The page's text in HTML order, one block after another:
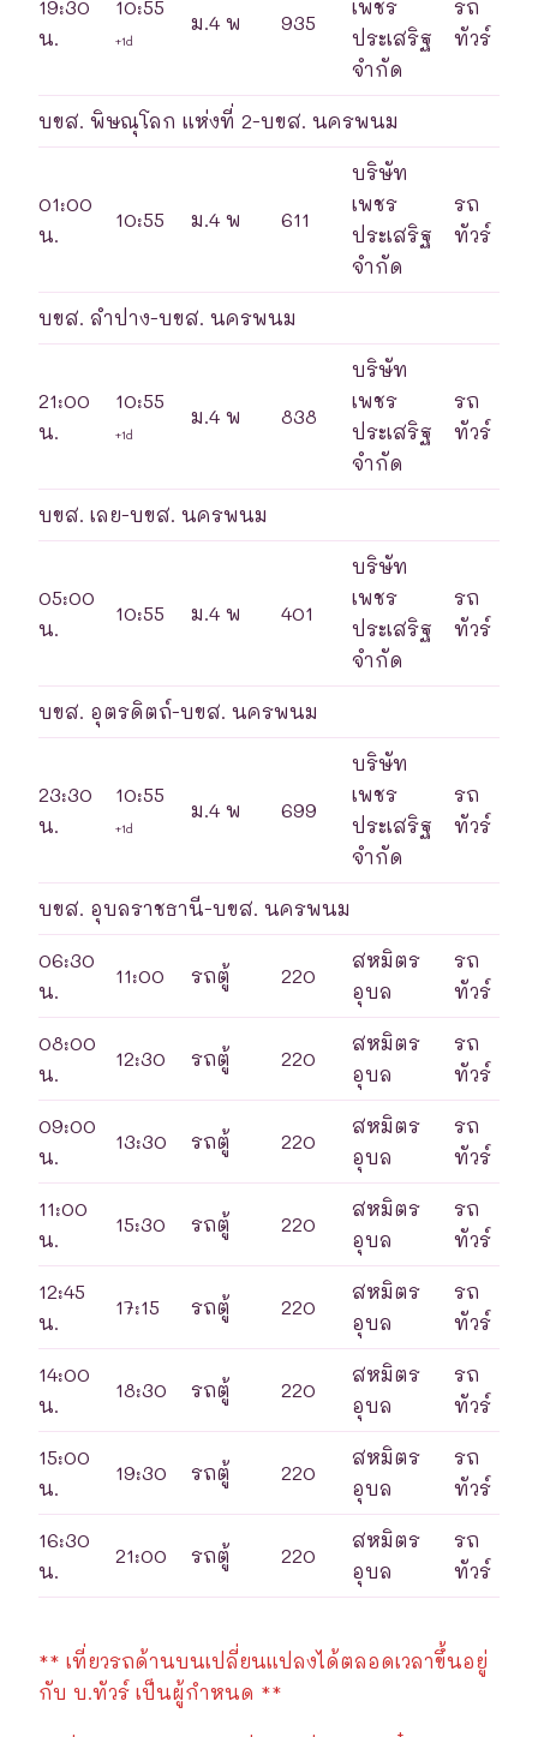
19:30
น.
10:55
+1d
ม.4 พ 935
เพชร
ประเสริฐ
จำกัด
รถ
ทัวร์
บขส. พิษณุโลก แห่งที่ 2-บขส. นครพนม
01:00
น.
10:55 ม.4 พ 611
บริษัท
เพชร
ประเสริฐ
จำกัด
รถ
ทัวร์
บขส. ลำปาง-บขส. นครพนม
21:00
น.
10:55
+1d
ม.4 พ 838
บริษัท
เพชร
ประเสริฐ
จำกัด
รถ
ทัวร์
บขส. เลย-บขส. นครพนม
05:00
น.
10:55 ม.4 พ 401
บริษัท
เพชร
ประเสริฐ
จำกัด
รถ
ทัวร์
บขส. อุตรดิตถ์-บขส. นครพนม
23:30
น.
10:55
+1d
ม.4 พ 699
บริษัท
เพชร
ประเสริฐ
จำกัด
รถ
ทัวร์
บขส. อุบลราชธานี-บขส. นครพนม
06:30
น.
11:00 รถตู้ 220
สหมิตร
อุบล
รถ
ทัวร์
08:00
น.
12:30 รถตู้ 220
สหมิตร
อุบล
รถ
ทัวร์
09:00
น.
13:30 รถตู้ 220
สหมิตร
อุบล
รถ
ทัวร์
11:00
น.
15:30 รถตู้ 220
สหมิตร
อุบล
รถ
ทัวร์
12:45
น.
17:15 รถตู้ 220
สหมิตร
อุบล
รถ
ทัวร์
14:00
น.
18:30 รถตู้ 220
สหมิตร
อุบล
รถ
ทัวร์
15:00
น.
19:30 รถตู้ 220
สหมิตร
อุบล
รถ
ทัวร์
16:30
น.
21:00 รถตู้ 220
สหมิตร
อุบล
รถ
ทัวร์
** เที่ยวรถด้านบนเปลี่ยนแปลงได้ตลอดเวลาขึ้นอยู่
กับ บ.ทัวร์ เป็นผู้กำหนด **